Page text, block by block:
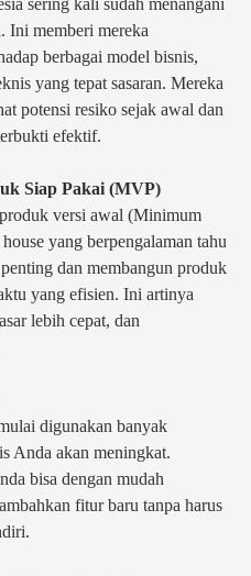
sering kali sudah menangani
Ini memberi mereka
berbagai model bisnis,
yang tepat sasaran. Mereka
potensi resiko sejak awal dan
efektif.
Siap Pakai (MVP)
versi awal (Minimum
yang berpengalaman tahu
dan membangun produk
yang efisien. Ini artinya
lebih cepat, dan
digunakan banyak
Anda akan meningkat.
bisa dengan mudah
fitur baru tanpa harus